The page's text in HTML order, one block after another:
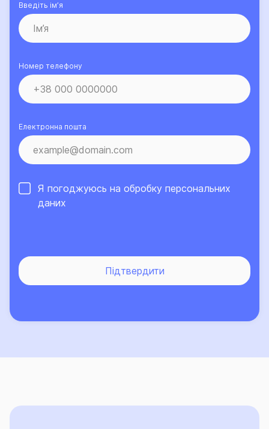
Введіть ім’я
Номер телефону
Електронна пошта
Я погоджуюсь на обробку персональних
даних
Підтвердити